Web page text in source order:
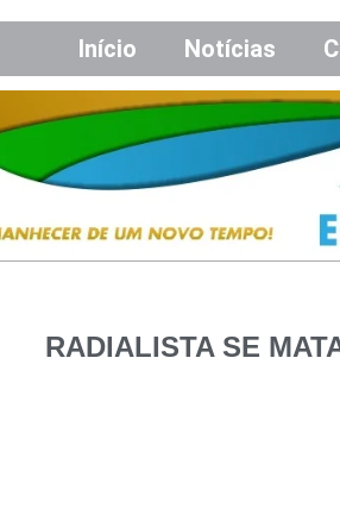
Início Notícias
RADIALISTA SE